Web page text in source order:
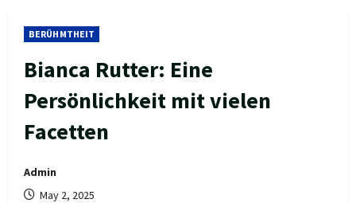
BERÜHMTHEIT
Bianca Rutter: Eine
Persönlichkeit mit vielen
Facetten
Admin
May 2, 2025